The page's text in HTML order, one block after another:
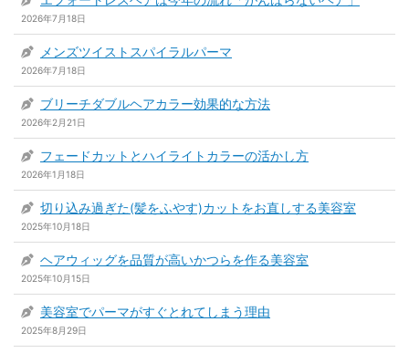
2026年7月18日
メンズツイストスパイラルパーマ
2026年7月18日
ブリーチダブルヘアカラー効果的な方法
2026年2月21日
フェードカットとハイライトカラーの活かし方
2026年1月18日
切り込み過ぎた(髪をふやす)カットをお直しする美容室
2025年10月18日
ヘアウィッグを品質が高いかつらを作る美容室
2025年10月15日
美容室でパーマがすぐとれてしまう理由
2025年8月29日